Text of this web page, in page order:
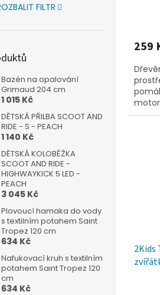
FILTR
Bazén na opalování
Grimaud 204 cm
1 015 Kč
DĚTSKÁ PŘILBA SCOOT AND
RIDE - S - PEACH
1 140 Kč
DĚTSKÁ KOLOBĚŽKA
SCOOT AND RIDE -
HIGHWAYKICK 5 LED -
PEACH
3 045 Kč
Plovoucí hamaka do vody
s textilním potahem Saint
Tropez 120 cm
634 Kč
Nafukovací kruh s textilním
potahem Saint Tropez 120
cm
634 Kč
259
2Kids